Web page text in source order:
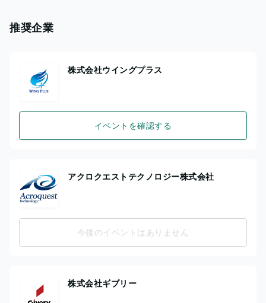
推奨企業
株式会社ウイングプラス
イベントを確認する
アクロクエストテクノロジー株式会社
今後のイベントはありません
株式会社ギブリー